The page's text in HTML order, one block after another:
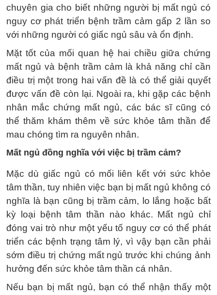
chuyên gia cho biết những người bị mất ngủ có
nguy cơ phát triển bệnh trầm cảm gấp 2 lần so
với những người có giấc ngủ sâu và ổn định.
Mặt tốt của mối quan hệ hai chiều giữa chứng
mất ngủ và bệnh trầm cảm là khả năng chỉ cần
điều trị một trong hai vấn đề là có thể giải quyết
được vấn đề còn lại. Ngoài ra, khi gặp các bệnh
nhân mắc chứng mất ngủ, các bác sĩ cũng có
thể thăm khám thêm về sức khỏe tâm thần để
mau chóng tìm ra nguyên nhân.
Mất ngủ đồng nghĩa với việc bị trầm cảm?
Mặc dù giấc ngủ có mối liên kết với sức khỏe
tâm thần, tuy nhiên việc bạn bị mất ngủ không có
nghĩa là bạn cũng bị trầm cảm, lo lắng hoặc bất
kỳ loại bệnh tâm thần nào khác. Mất ngủ chỉ
đóng vai trò như một yếu tố nguy cơ có thể phát
triển các bệnh trạng tâm lý, vì vậy bạn cần phải
sớm điều trị chứng mất ngủ trước khi chúng ảnh
hưởng đến sức khỏe tâm thần cá nhân.
Nếu bạn bị mất ngủ, bạn có thể nhận thấy một